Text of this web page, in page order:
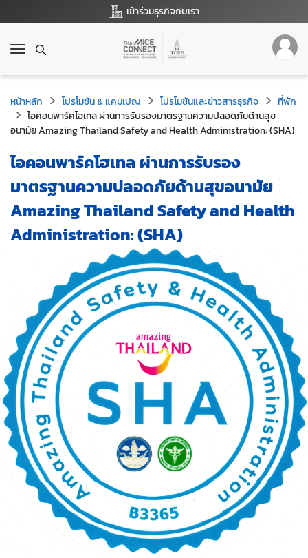
เข้าร่วมธุรกิจกับเรา
T
g
g
l
e
n
v
i
g
a
i
หน้าหลัก โปรโมชัน & แคมเปญ โปรโมชันและข่าวสารธุรกิจ
ที่พัก
ไอคอนพาร์คโฮเทล ผ่านการรับรองมาตรฐานความปลอดภัยด้านสุข
อนามัย Amazing Thailand Safety and Health Administration: (SHA)
ไอคอนพาร์คโฮเทล ผ่านการรับรอง
มาตรฐานความปลอดภัยด้านสุขอนามัย
Amazing Thailand Safety and Health
Administration: (SHA)